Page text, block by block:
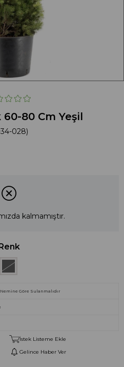
80 Cm Yeşil
028)
kalmamıştır.
Renk
Göre Sulanmalıdır
İstek Listeme Ekle
Gelince Haber Ver